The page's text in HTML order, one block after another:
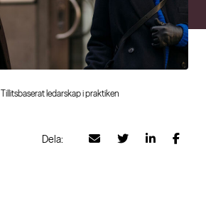
Tillitsbaserat ledarskap i praktiken
Dela: